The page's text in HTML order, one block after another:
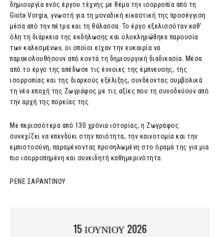
δημιουργία ενός έργου τέχνης με θέμα την ισορροπία από τη
Giota Vorgia, γνωστή για τη μοναδική εικαστική της προσέγγιση
μέσα από την πέτρα και τη θάλασσα. Το έργο εξελισσόταν καθ’
όλη τη διάρκεια της εκδήλωσης και ολοκληρώθηκε παρουσία
των καλεσμένων, οι οποίοι είχαν την ευκαιρία να
παρακολουθήσουν από κοντά τη δημιουργική διαδικασία. Μέσα
από το έργο της απέδωσε τις έννοιες της έμπνευσης, της
ισορροπίας και της διαρκούς εξέλιξης, συνδέοντας συμβολικά
τη νέα εποχή της Ζωγράφος με τις αξίες που τη συνοδεύουν από
την αρχή της πορείας της.
Με περισσότερα από 130 χρόνια ιστορίας, η Ζωγράφος
συνεχίζει να επενδύει στην ποιότητα, την καινοτομία και την
εμπιστοσύνη, παραμένοντας προσηλωμένη στο όραμά της για μια
πιο ισορροπημένη και συνειδητή καθημερινότητα.
ΡΕΝΕ ΣΑΡΑΝΤΙΝΟΥ
15 ΙΟΥΝΙΟΥ 2026